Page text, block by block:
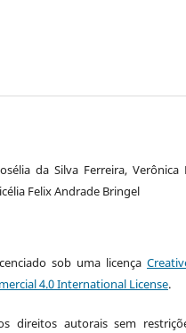
da Silva Ferreira, Verônica
Felix Andrade Bringel
sob uma licença
4.0 International License.
direitos autorais sem